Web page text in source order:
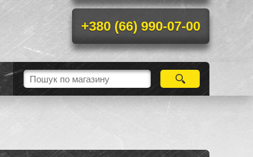
+380 (66) 990-07-00